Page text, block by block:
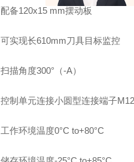
配备120x15 mm摆动板
可实现长610mm刀具目标监控
扫描角度300°（-A）
控制单元连接小圆型连接端子
工作环境温度0°C to+80°C